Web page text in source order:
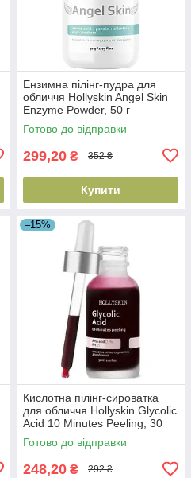
Ензимна пілінг-пудра для
обличчя Hollyskin Angel Skin
Enzyme Powder, 50 г
(4823109701106)
Готово до відправки
299,20 ₴ 352 ₴
Купити
–15%
Кислотна пілінг-сироватка
для обличчя Hollyskin Glycolic
Acid 10 Minutes Peeling, 30
мл (4820200411057)
Готово до відправки
248,20 ₴ 292 ₴